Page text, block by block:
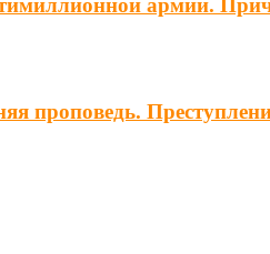
армии.
проповедь.